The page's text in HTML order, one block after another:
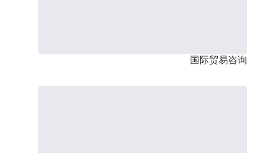
国际贸易咨询